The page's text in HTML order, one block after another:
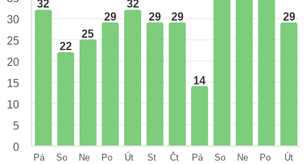
32
22
25
29
32
29
29
14
29
30
25
20
15
10
5
0
Pá
So
Ne
Po
Út
St
Čt
Pá
So
Ne
Po
Út